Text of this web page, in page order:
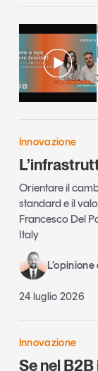
Innovazione
Orientare il
standard e il
Francesco Del
Italy
24 luglio 2026
Innovazione
Se nel